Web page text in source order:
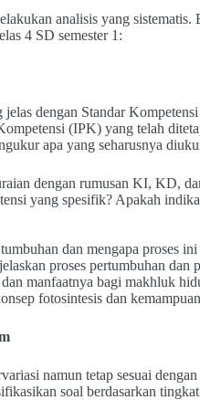
analisis yang
4 SD semester 1:
jelas dengan Standar
(IPK) yang telah
apa yang seharusnya
dengan rumusan KI, KD,
yang spesifik? Apakah
dan mengapa proses
proses pertumbuhan dan
manfaatnya bagi makhluk
fotosintesis dan
namun tetap sesuai
soal berdasarkan